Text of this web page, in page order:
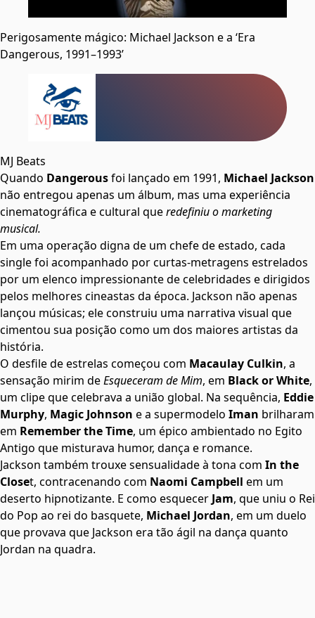
Perigosamente mágico: Michael Jackson e a ‘Era
Dangerous, 1991–1993’
MJ Beats
Quando Dangerousfoi lançado em 1991, Michael Jackson
não entregou apenas um álbum, mas uma experiência
cinematográfica e cultural queredefiniu o marketing
musical.
Em uma operação digna de um chefe de estado, cada
single foi acompanhado por curtas-metragens estrelados
por um elenco impressionante de celebridades e dirigidos
pelos melhores cineastas da época. Jackson não apenas
lançou músicas; ele construiu uma narrativa visual que
cimentou sua posição como um dos maiores artistas da
história.
O desfile de estrelas começou com Macaulay Culkin, a
sensação mirim deEsqueceram de Mim, em Black or White,
um clipe que celebrava a união global. Na sequência, Eddie
Murphy, Magic Johnson e a supermodelo Iman brilharam
em Remember the Time, um épico ambientado no Egito
Antigo que misturava humor, dança e romance.
Jackson também trouxe sensualidade à tona com In the
Closet, contracenando com Naomi Campbell em um
deserto hipnotizante. E como esquecer Jam, que uniu o Rei
do Pop ao rei do basquete, Michael Jordan, em um duelo
que provava que Jackson era tão ágil na dança quanto
Jordan na quadra.